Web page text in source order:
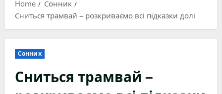
Home
Сонник
Сниться трамвай – розкриваємо всі підказки долі
Сонник
Сниться трамвай –